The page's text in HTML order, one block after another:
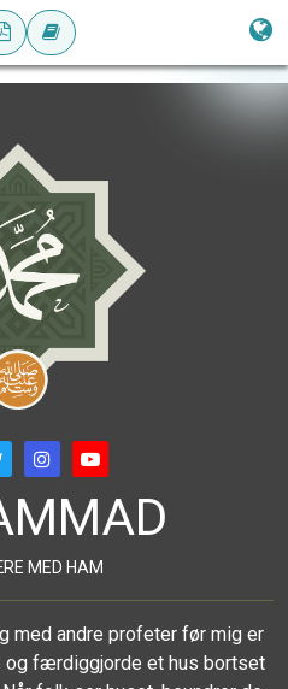
MED HAM
med andre profeter før mig er
og færdiggjorde et hus bortset